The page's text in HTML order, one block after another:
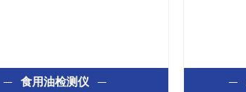
食用油检测仪